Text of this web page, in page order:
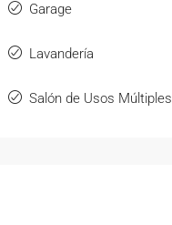
Garage
Lavandería
Salón de Usos Múltiples